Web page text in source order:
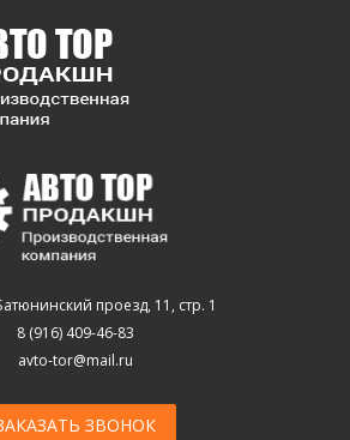
проезд, 11, стр. 1
8 (916) 409-46-83
avto-tor@mail.ru
ЗВОНОК